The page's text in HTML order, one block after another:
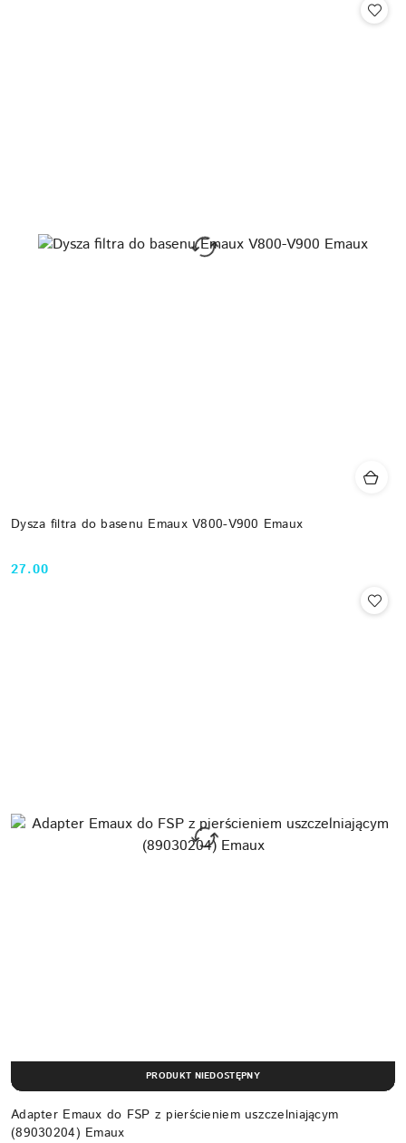
Dysza filtra do basenu Emaux V800-V900 Emaux
Cena:
27.00
Adapter Emaux do FSP z pierścieniem uszczelniającym
(89030204) Emaux
PRODUKT NIEDOSTĘPNY